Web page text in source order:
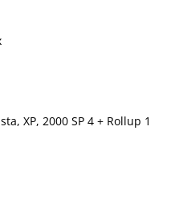
XP, 2000 SP 4 + Rollup 1